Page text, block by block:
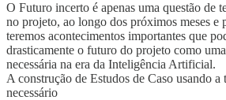
O Futuro incerto é apenas uma questão de
no projeto, ao longo dos próximos meses e
teremos acontecimentos importantes que
drasticamente o futuro do projeto como
necessária na era da Inteligência Artificial.
A construção de Estudos de Caso usando a
necessário